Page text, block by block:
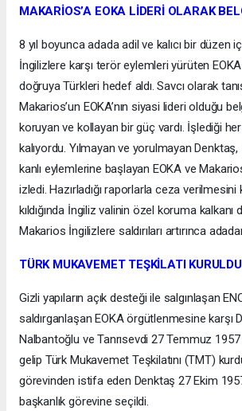
MAKARİOS’A EOKA LİDERİ OLARAK
8 yıl boyunca adada adil ve kalıcı bir düzen
İngilizlere karşı terör eylemleri yürüten
doğruya Türkleri hedef aldı. Savcı olarak
Makarios’un EOKA’nın siyasi lideri olduğu
koruyan ve kollayan bir güç vardı. İşlediği
kalıyordu. Yılmayan ve yorulmayan Denktaş,
kanlı eylemlerine başlayan EOKA ve
izledi. Hazırladığı raporlarla ceza verilmesini
kıldığında İngiliz valinin özel koruma kalkanı
Makarios İngilizlere saldırıları artırınca
TÜRK MUKAVEMET TEŞKİLATI KURULDU
Gizli yapıların açık desteği ile salgınlaşan
saldırganlaşan EOKA örgütlenmesine karşı
Nalbantoğlu ve Tanrısevdi 27 Temmuz
gelip Türk Mukavemet Teşkilatını (TMT)
görevinden istifa eden Denktaş 27 Ekim
başkanlık görevine seçildi.